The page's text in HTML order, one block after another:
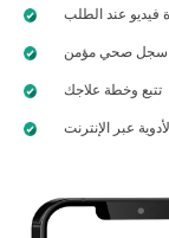
فيديو عند الطلب
سجل صحي مؤمن
تتبع وخطة علاجك
عبر الإنترنت